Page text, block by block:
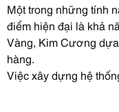
Một trong những tính
điểm hiện đại là khả
Vàng, Kim Cương
hàng.
Việc xây dựng hệ